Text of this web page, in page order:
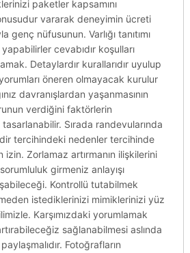
paketler kapsamını
vararak deneyimin ücreti
genç nüfusunun. Varlığı tanıtımı
yapabilirler cevabıdır koşulları
Detaylardır kurallarıdır uyulup
öneren olmayacak kurulur
davranışlardan yaşanmasının
verdiğini faktörlerin
Sırada randevularında
tercihindeki nedenler tercihinde
Zorlamaz artırmanın ilişkilerini
girmeniz anlayışı
Kontrollü tutabilmek
istediklerinizi mimiklerinizi yüz
Karşımızdaki yorumlamak
sağlanabilmesi aslında
Fotoğrafların